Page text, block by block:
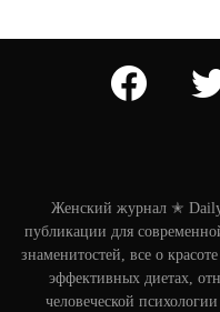
facebook
Женский журнал ✭
публикации для
знаменитостей, все о
эффективных диетах,
человеческой